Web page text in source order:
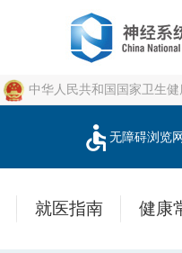
中华人民共和国国家卫生
无障碍浏览
就医指南 健康